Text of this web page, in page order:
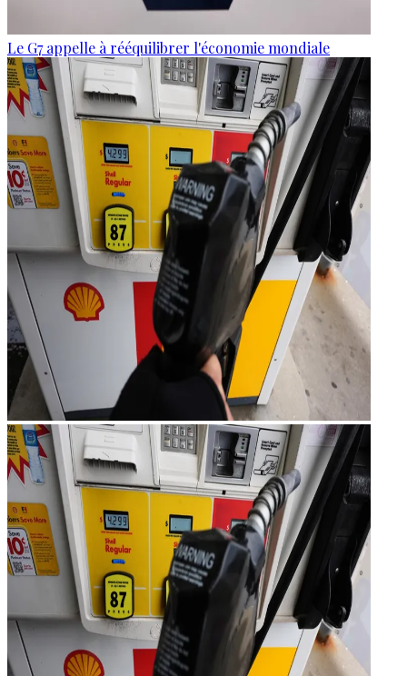
Le G7 appelle à rééquilibrer l'économie mondiale